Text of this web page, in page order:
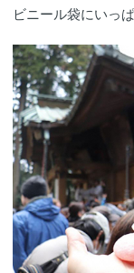
ビニール袋にいっ